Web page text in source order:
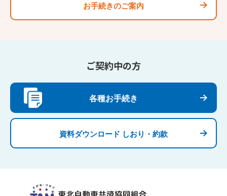
お手続きのご案内
ご契約中の方
各種お手続き
資料ダウンロード しおり・約款